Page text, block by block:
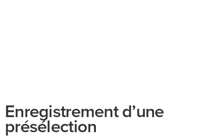
Enregistrement d’une
présélection